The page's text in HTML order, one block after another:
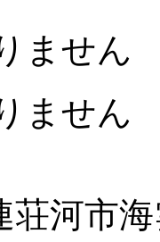
ません
ません
荘河市